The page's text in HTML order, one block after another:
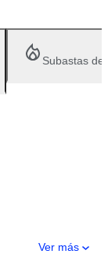
Subastas
Ver más